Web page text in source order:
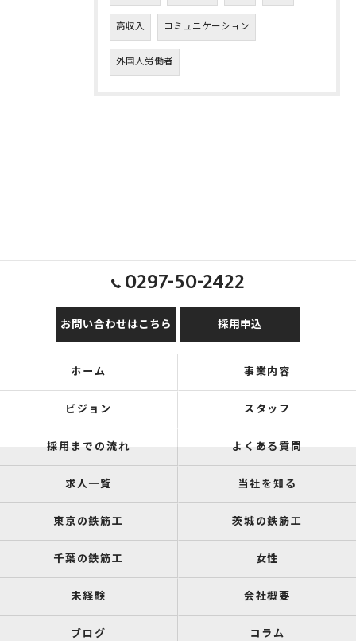
高収入 コミュニケーション
外国人労働者
0297-50-2422
お問い合わせはこちら 採用申込
ホーム 事業内容
ビジョン スタッフ
採用までの流れ よくある質問
求人一覧 当社を知る
東京の鉄筋工 茨城の鉄筋工
千葉の鉄筋工 女性
未経験 会社概要
ブログ コラム